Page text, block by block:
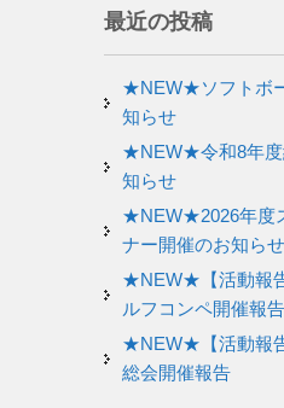
最近の投稿
★NEW★ソフトボ
知らせ
★NEW★令和8年度
知らせ
★NEW★2026年度
ナー開催のお知らせ
★NEW★【活動報
ルフコンペ開催報告
★NEW★【活動報
総会開催報告